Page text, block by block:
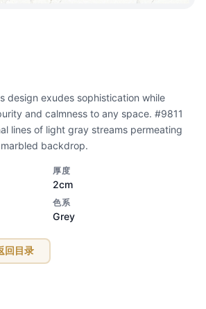
design exudes sophistication while
and calmness to any space. #9811
lines of light gray streams permeating
backdrop.
厚度
2cm
色系
Grey
回目录